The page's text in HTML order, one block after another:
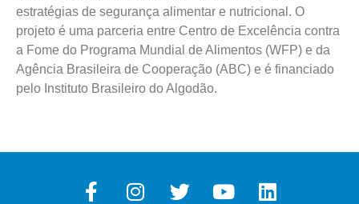
estratégias de segurança alimentar e nutricional. O
projeto é uma parceria entre Centro de Excelência contra
a Fome do Programa Mundial de Alimentos (WFP) e da
Agência Brasileira de Cooperação (ABC) e é financiado
pelo Instituto Brasileiro do Algodão.